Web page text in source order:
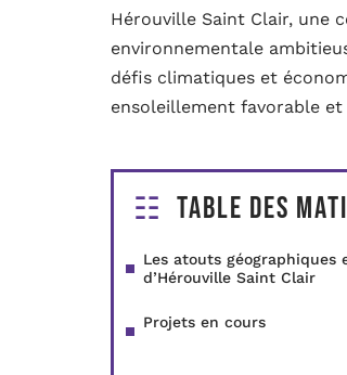
Hérouville Saint Clair, une
environnementale
défis climatiques et
ensoleillement favorable
Table des
Les atouts géographiques
d’Hérouville Saint Clair
Projets en cours